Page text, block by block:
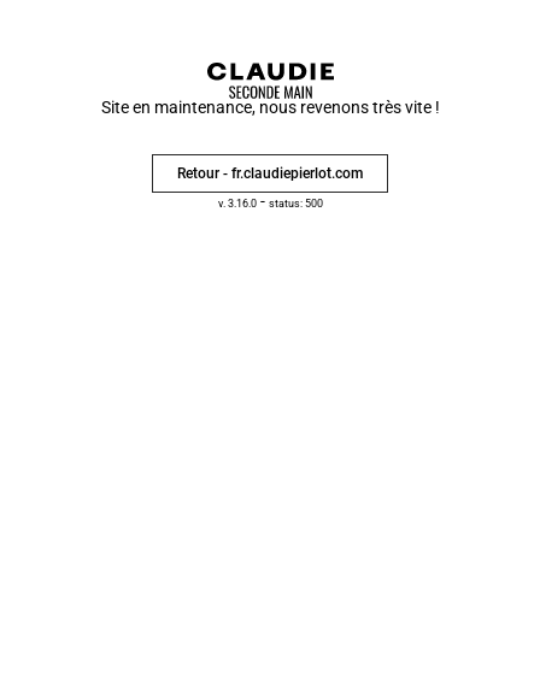
Site en maintenance, nous revenons très vite !
Retour - fr.claudiepierlot.com
v. 3.16.0- status: 500